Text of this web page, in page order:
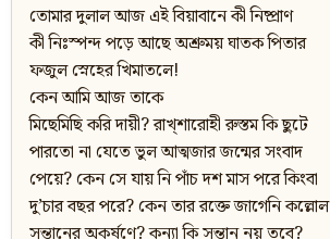
তোমার দুলাল আজ এই বিয়াবানে কী নিষ্প্রাণ
কী নিঃস্পন্দ পড়ে আছে অশ্রুময় ঘাতক পিতার
ফজুল স্নেহের খিমাতলে!
কেন আমি আজ তাকে
মিছেমিছি করি দায়ী? রাখ্‌শারোহী রুস্তম কি ছুটে
পারতো না যেতে ভুল আত্মজার জন্মের সংবাদ
পেয়ে? কেন সে যায় নি পাঁচ দশ মাস পরে কিংবা
দু’চার বছর পরে? কেন তার রক্তে জাগেনি কল্লোল